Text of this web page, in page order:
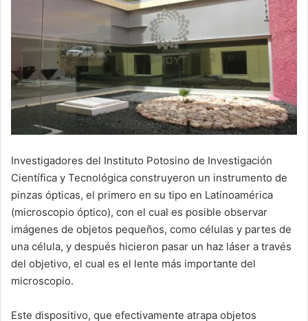
Investigadores del Instituto Potosino de Investigación
Científica y Tecnológica construyeron un instrumento de
pinzas ópticas, el primero en su tipo en Latinoamérica
(microscopio óptico), con el cual es posible observar
imágenes de objetos pequeños, como células y partes de
una célula, y después hicieron pasar un haz láser a través
del objetivo, el cual es el lente más importante del
microscopio.
Este dispositivo, que efectivamente atrapa objetos